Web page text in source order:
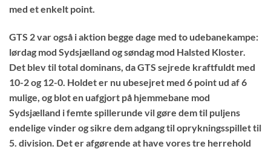
med et enkelt point.
GTS 2var også i aktion begge dage med to udebanekampe:
lørdag mod Sydsjælland og søndag mod Halsted Kloster.
Det blev til total dominans, da GTS sejrede kraftfuldt med
10-2 og 12-0. Holdet er nu ubesejret med 6 point ud af 6
mulige, og blot en uafgjort på hjemmebane mod
Sydsjælland i femte spillerunde vil gøre dem til puljens
endelige vinder og sikre dem adgang til oprykningsspillet til
5. division. Det er afgørende at have vores tre herrehold